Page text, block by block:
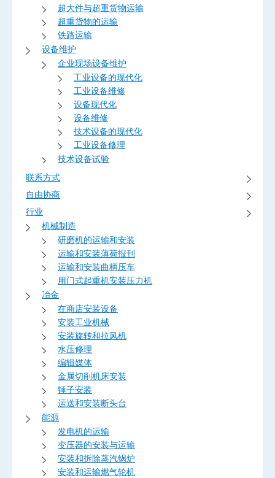
超大件与超重货物运输
超重货物的运输
铁路运输
设备维护
企业现场设备维护
工业设备的现代化
工业设备维修
设备现代化
设备维修
技术设备的现代化
工业设备修理
技术设备试验
联系方式
自由协商
行业
机械制造
研磨机的运输和安装
运输和安装薄荷报刊
运输和安装曲柄压车
用门式起重机安装压力机
冶金
在商店安装设备
安装工业机械
安装旋转和拉风机
水压修理
编辑媒体
金属切削机床安装
锤子安装
运送和安装断头台
能源
发电机的运输
变压器的安装与运输
安装和拆除蒸汽锅炉
安装和运输燃气轮机